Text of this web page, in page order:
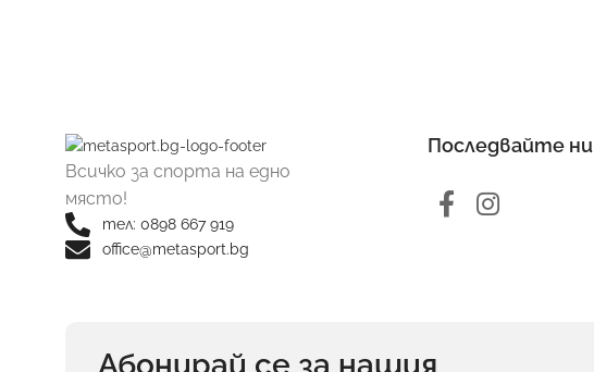
Всичко за спорта на едно
място!
тел: 0898 667 919
office@metasport.bg
Последвайте ни